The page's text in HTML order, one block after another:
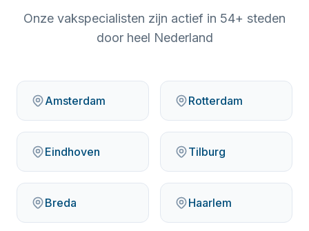
Onze vakspecialisten zijn actief in 54+ steden
door heel Nederland
Amsterdam Rotterdam
Eindhoven Tilburg
Breda Haarlem